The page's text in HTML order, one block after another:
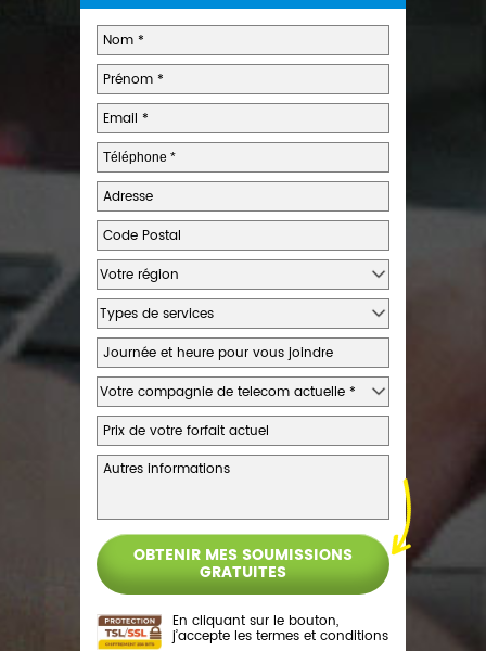
En cliquant sur le bouton,
j’accepte les termes et conditions